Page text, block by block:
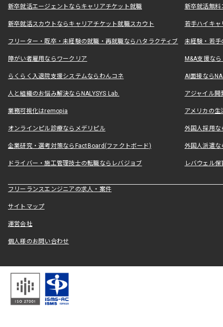
新卒就活エージェントならキャリアチケット就職 新卒就活無料
新卒就活スカウトならキャリアチケット就職スカウト 若手ハイキ
フリーター・既卒・未経験の就職・再就職ならハタラクティブ 未経験・若手
障がい者雇用ならワークリア M&A支援な
らくらく入退院支援システムならわんコネ AI面接なら
人と組織のお悩み解決ならNALYSYS Lab. アジャイル
業務可視化はremopia アメリカの
オンラインピル診療ならメデリピル 外国人採用
企業研究・選考対策ならFactBoard(ファクトボード) 外国人派遣な
ドライバー・施工管理技士の転職ならレバジョブ レバウェル
フリーランスエンジニアの求人・案件
サイトマップ
運営会社
個人様のお問い合わせ